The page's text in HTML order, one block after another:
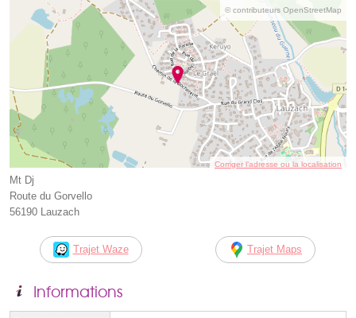
© contributeurs OpenStreetMap
Corriger l’adresse ou la localisation
Mt Dj
Route du Gorvello
56190 Lauzach
Trajet Waze Trajet Maps
Informations